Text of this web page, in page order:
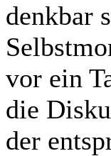
denkbar
vor ein
die
der